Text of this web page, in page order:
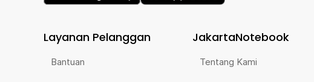
Layanan Pelanggan
Bantuan
JakartaNotebook
Tentang Kami